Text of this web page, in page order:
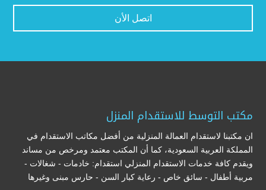
اتصل الأن
مكتب التوسط للاستقدام المنزل
ان مكتبنا لاستقدام العمالة المنزلية من أفضل مكاتب الاستقدام في
المملكة العربية السعودية، كما أن المكتب معتمد ومرخص من مساند
ويقدم كافة خدمات الاستقدام المنزلي استقدام: خادمات - شغالات -
مربية أطفال - سائق خاص - رعاية كبار السن - حارس مبنى وغيرها